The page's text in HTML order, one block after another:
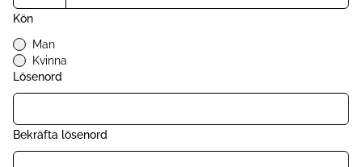
Kön
Man
Kvinna
Lösenord
Bekräfta lösenord